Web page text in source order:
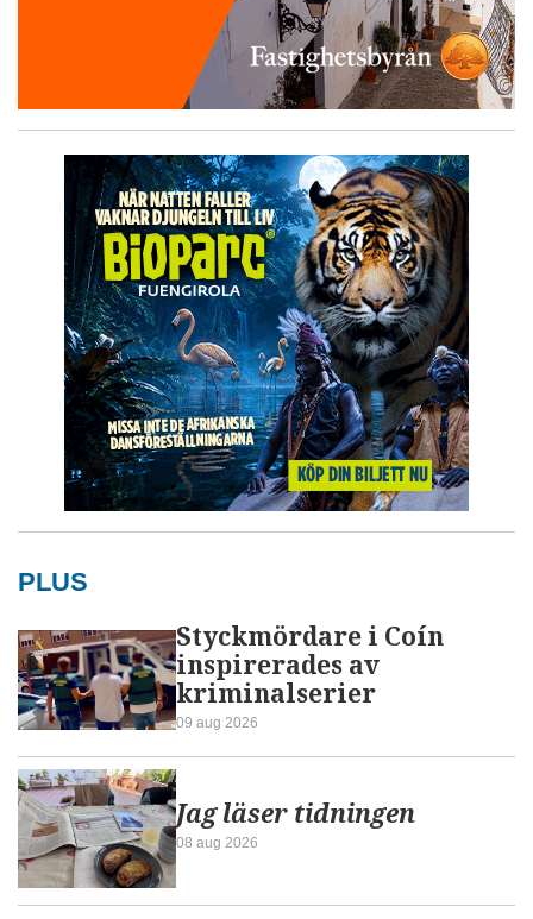
PLUS
Styckmördare i Coín
inspirerades av
kriminalserier
09 aug 2026
Jag läser tidningen
08 aug 2026